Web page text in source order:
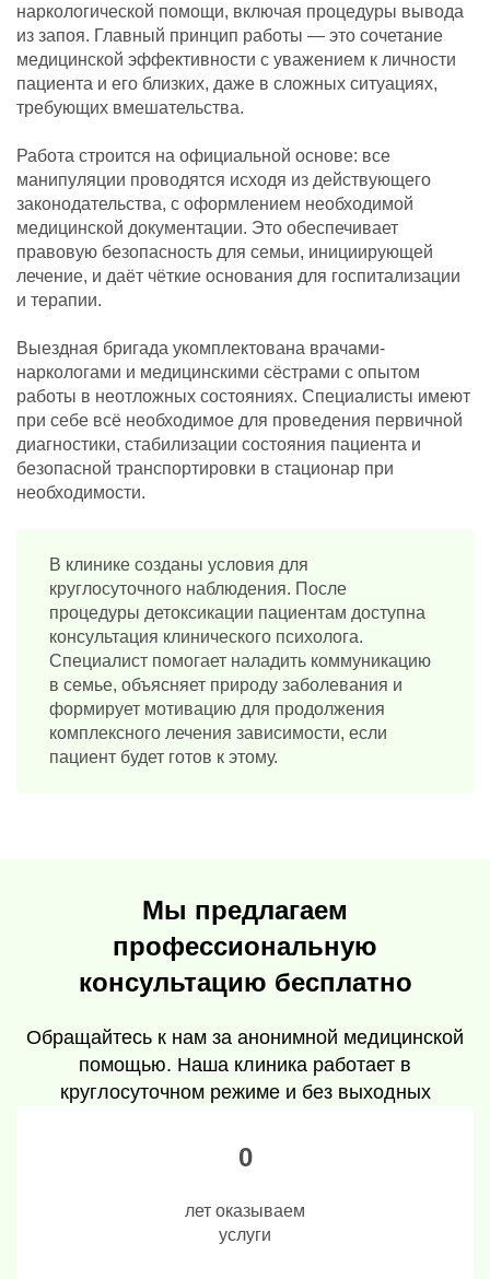
наркологической помощи, включая процедуры вывода
из запоя. Главный принцип работы — это сочетание
медицинской эффективности с уважением к личности
пациента и его близких, даже в сложных ситуациях,
требующих вмешательства.
Работа строится на официальной основе: все
манипуляции проводятся исходя из действующего
законодательства, с оформлением необходимой
медицинской документации. Это обеспечивает
правовую безопасность для семьи, инициирующей
лечение, и даёт чёткие основания для госпитализации
и терапии.
Выездная бригада укомплектована врачами-
наркологами и медицинскими сёстрами с опытом
работы в неотложных состояниях. Специалисты имеют
при себе всё необходимое для проведения первичной
диагностики, стабилизации состояния пациента и
безопасной транспортировки в стационар при
необходимости.
В клинике созданы условия для
круглосуточного наблюдения. После
процедуры детоксикации пациентам доступна
консультация клинического психолога.
Специалист помогает наладить коммуникацию
в семье, объясняет природу заболевания и
формирует мотивацию для продолжения
комплексного лечения зависимости, если
пациент будет готов к этому.
Мы предлагаем
профессиональную
консультацию бесплатно
Обращайтесь к нам за анонимной медицинской
помощью. Наша клиника работает в
круглосуточном режиме и без выходных
0
лет оказываем
услуги